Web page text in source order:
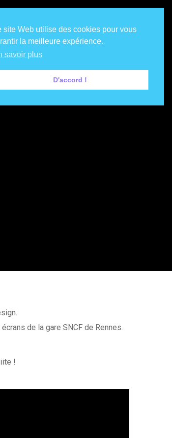
de la gare SNCF de Rennes.
!
site Web utilise des cookies pour vous
la meilleure expérience.
savoir plus
D'accord !